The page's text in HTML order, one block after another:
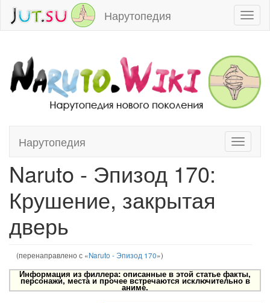
Нарутопедия
Toggle
Нарутопедия
Перейти к:навигация,поиск
Naruto - Эпизод 170:
Крушение, закрытая
дверь
(перенаправлено с «Naruto - Эпизод 170»)
Информация из филлера: описанные в этой статье факты,
персонажи, места и прочее встречаются исключительно в
аниме.